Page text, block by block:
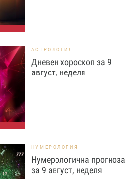
АСТРОЛОГИЯ
Дневен хороскоп за 9
август, неделя
НУМЕРОЛОГИЯ
Нумерологична прогноза
за 9 август, неделя